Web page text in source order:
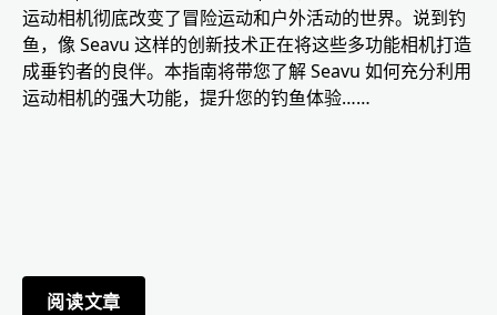
运动相机彻底改变了冒险运动和户外活动的世界。说到钓
鱼，像 Seavu 这样的创新技术正在将这些多功能相机打造
成垂钓者的良伴。本指南将带您了解 Seavu 如何充分利用
运动相机的强大功能，提升您的钓鱼体验……
阅读文章